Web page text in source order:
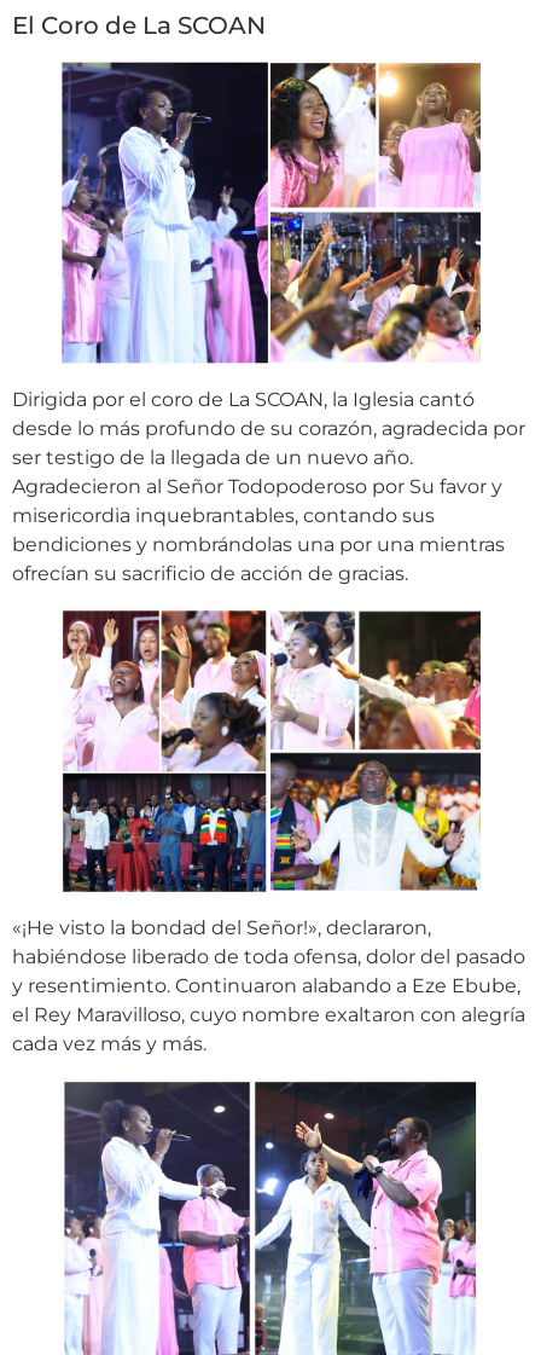
El Coro de La SCOAN
Dirigida por el coro de La SCOAN, la Iglesia cantó
desde lo más profundo de su corazón, agradecida por
ser testigo de la llegada de un nuevo año.
Agradecieron al Señor Todopoderoso por Su favor y
misericordia inquebrantables, contando sus
bendiciones y nombrándolas una por una mientras
ofrecían su sacrificio de acción de gracias.
«¡He visto la bondad del Señor!», declararon,
habiéndose liberado de toda ofensa, dolor del pasado
y resentimiento. Continuaron alabando a Eze Ebube,
el Rey Maravilloso, cuyo nombre exaltaron con alegría
cada vez más y más.